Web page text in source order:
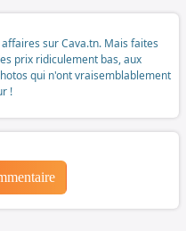
sur Cava.tn. Mais faites
prix ridiculement bas, aux
qui n'ont vraisemblablement
!